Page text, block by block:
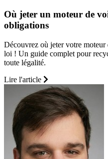
Où jeter un moteur de
obligations
Découvrez où jeter votre moteur
loi ! Un guide complet pour
toute légalité.
Lire l'article